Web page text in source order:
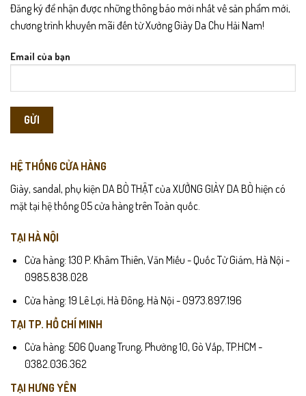
Đăng ký để nhận được những thông báo mới nhất về sản phẩm mới,
chương trình khuyến mãi đến từ Xưởng Giày Da Chu Hải Nam!
Email của bạn
HỆ THỐNG CỬA HÀNG
Giày, sandal, phụ kiện DA BÒ THẬT của XƯỞNG GIÀY DA BÒ hiện có
mặt tại hệ thống 05 cửa hàng trên Toàn quốc.
TẠI HÀ NỘI
Cửa hàng: 130 P. Khâm Thiên, Văn Miếu - Quốc Tử Giám, Hà Nội -
0985.838.028
Cửa hàng: 19 Lê Lợi, Hà Đông, Hà Nội - 0973.897.196
TẠI TP. HỒ CHÍ MINH
Cửa hàng: 506 Quang Trung, Phường 10, Gò Vấp, TP.HCM -
0382.036.362
TẠI HƯNG YÊN